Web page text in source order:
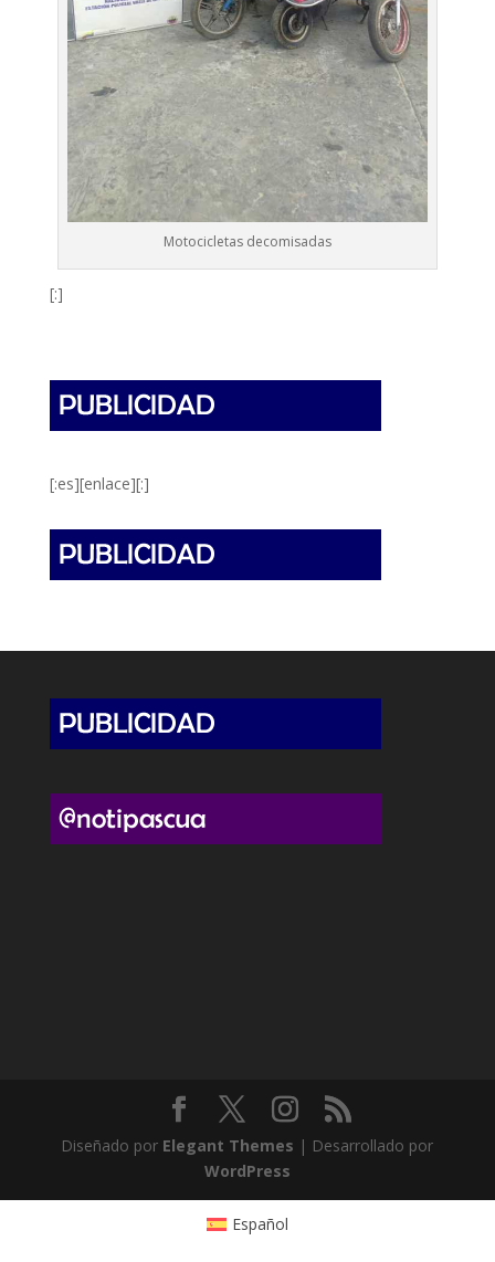
Motocicletas decomisadas
[:]
[:es][enlace][:]
Diseñado por Elegant Themes | Desarrollado por
WordPress
Español